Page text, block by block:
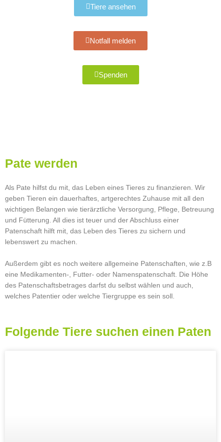
Tiere ansehen
Notfall melden
Spenden
Pate werden
Als Pate hilfst du mit, das Leben eines Tieres zu finanzieren. Wir
geben Tieren ein dauerhaftes, artgerechtes Zuhause mit all den
wichtigen Belangen wie tierärztliche Versorgung, Pflege, Betreuung
und Fütterung. All dies ist teuer und der Abschluss einer
Patenschaft hilft mit, das Leben des Tieres zu sichern und
lebenswert zu machen.
Außerdem gibt es noch weitere allgemeine Patenschaften, wie z.B
eine Medikamenten-, Futter- oder Namenspatenschaft. Die Höhe
des Patenschaftsbetrages darfst du selbst wählen und auch,
welches Patentier oder welche Tiergruppe es sein soll.
Folgende Tiere suchen einen Paten